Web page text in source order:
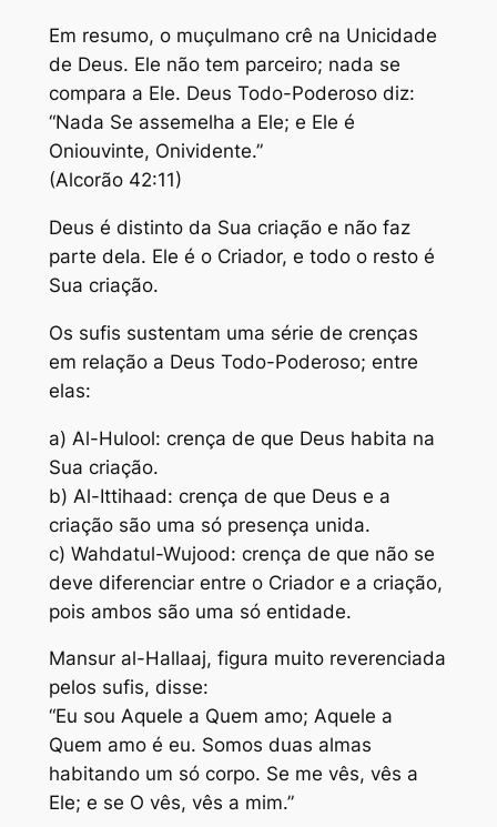
Em resumo, o muçulmano crê na Unicidade
de Deus. Ele não tem parceiro; nada se
compara a Ele. Deus Todo-Poderoso diz:
“Nada Se assemelha a Ele; e Ele é
Oniouvinte, Onividente.”
(Alcorão 42:11)
Deus é distinto da Sua criação e não faz
parte dela. Ele é o Criador, e todo o resto é
Sua criação.
Os sufis sustentam uma série de crenças
em relação a Deus Todo-Poderoso; entre
elas:
a) Al-Hulool: crença de que Deus habita na
Sua criação.
b) Al-Ittihaad: crença de que Deus e a
criação são uma só presença unida.
c) Wahdatul-Wujood: crença de que não se
deve diferenciar entre o Criador e a criação,
pois ambos são uma só entidade.
Mansur al-Hallaaj, figura muito reverenciada
pelos sufis, disse:
“Eu sou Aquele a Quem amo; Aquele a
Quem amo é eu. Somos duas almas
habitando um só corpo. Se me vês, vês a
Ele; e se O vês, vês a mim.”